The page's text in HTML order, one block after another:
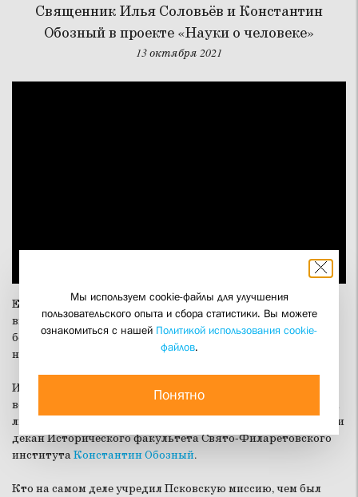
Священник Илья Соловьёв и Константин
Обозный в проекте «Науки о человеке»
13 октября 2021
Есть две темы в недавней истории церкви, которые всегда
высекают искру — обновленчество и сотрудничество с
безбожной и бесчеловечной властью, особенно почему-то
нацистской оккупационной.
И есть два лучших специалиста в Русской церкви по этим
вопросам — спикеры нашего выпуска: директор Общества
любителей церковной истории священник Илья Соловьев и
декан Исторического факультета Свято-Филаретовского
институтаКонстантин Обозный.
Кто на самом деле учредил Псковскую миссию, чем был
Мы используем cookie-файлы для улучшения
пользовательского опыта и сбора статистики. Вы можете
ознакомиться с нашей Политикой использования cookie-
файлов.
Понятно